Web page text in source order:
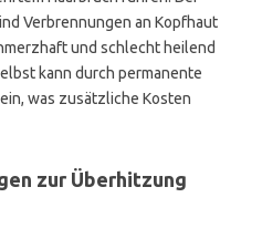
Verbrennungen an Kopfhaut
und schlecht heilend
kann durch permanente
was zusätzliche Kosten
zur Überhitzung